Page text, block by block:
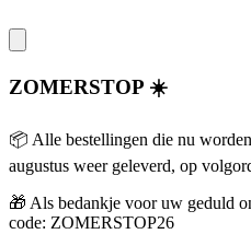
ZOMERSTOP ☀️
📦 Alle bestellingen die nu
augustus weer geleverd, op
🎁 Als bedankje voor uw geduld
code: ZOMERSTOP26